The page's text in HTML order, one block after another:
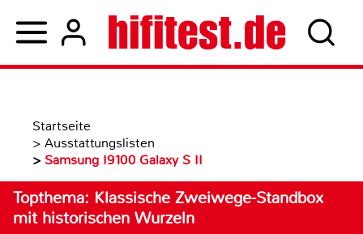
Startseite
> Ausstattungslisten
> Samsung I9100 Galaxy S II
Topthema: Klassische Zweiwege-Standbox
mit historischen Wurzeln